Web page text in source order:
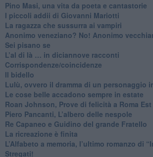
​Pino Masi, una vita da poeta e cantastorie
​I piccoli addii di Giovanni Mariotti
​La ragazza che sussurra ai vampiri
​Anonimo veneziano? No! Anonimo
​Sei pisano se
​L’al di là … in diciannove racconti
Corrispondenze/coincidenze
Il bidello
Lulù, ovvero il dramma di un personaggio
Le cose belle accadono sempre in estate
Roan Johnson, Prove di felicità a Roma Est
Piero Pancanti, L’albero delle nespole
Re Capaneo e Guidino del grande Fratello
La ricreazione è finita
​L’Alfabeto a memoria, l’ultimo romanzo di
​Stregati!